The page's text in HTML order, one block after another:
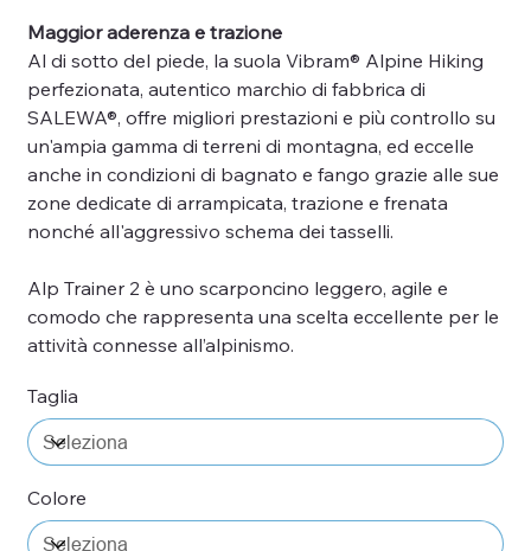
Maggior aderenza e trazione
Al di sotto del piede, la suola Vibram® Alpine Hiking
perfezionata, autentico marchio di fabbrica di
SALEWA®, offre migliori prestazioni e più controllo su
un'ampia gamma di terreni di montagna, ed eccelle
anche in condizioni di bagnato e fango grazie alle sue
zone dedicate di arrampicata, trazione e frenata
nonché all'aggressivo schema dei tasselli.
Alp Trainer 2 è uno scarponcino leggero, agile e
comodo che rappresenta una scelta eccellente per le
attività connesse all’alpinismo.
Taglia
Colore